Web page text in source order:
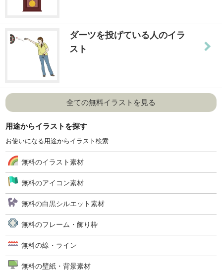
ダーツを投げている人のイラ
スト
全ての無料イラストを見る
用途からイラストを探す
お使いになる用途からイラスト検索
無料のイラスト素材
無料のアイコン素材
無料の白黒シルエット素材
無料のフレーム・飾り枠
無料の線・ライン
無料の壁紙・背景素材